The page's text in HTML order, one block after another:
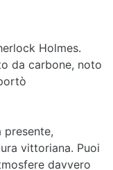
Holmes.
da carbone, noto
vittoriana. Puoi
davvero